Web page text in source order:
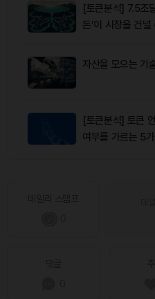
[토큰분석] 7.5조
돈’이 시장을 건널
자산을 모으는 기
[토큰분석] 토큰
여부를 가르는 5